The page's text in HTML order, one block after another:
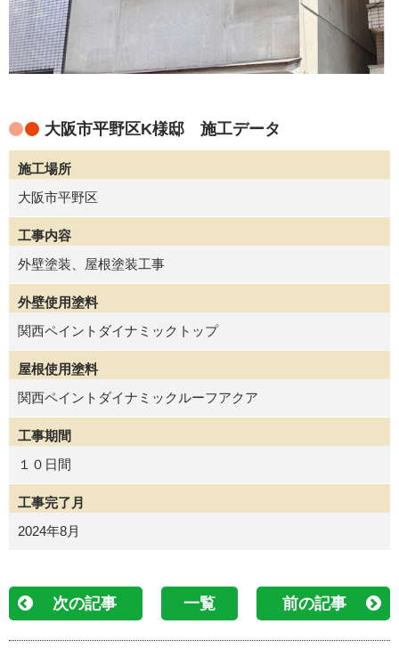
大阪市平野区K様邸 施工データ
施工場所
大阪市平野区
工事内容
外壁塗装、屋根塗装工事
外壁使用塗料
関西ペイントダイナミックトップ
屋根使用塗料
関西ペイントダイナミックルーフアクア
工事期間
１０日間
工事完了月
2024年8月
次の記事 一覧 前の記事